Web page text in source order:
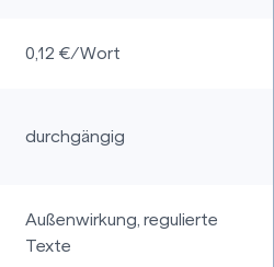
0,12 €/Wort
durchgängig
Außenwirkung, regulierte
Texte